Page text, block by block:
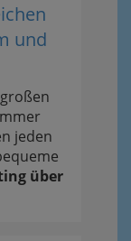
und
jeden
über